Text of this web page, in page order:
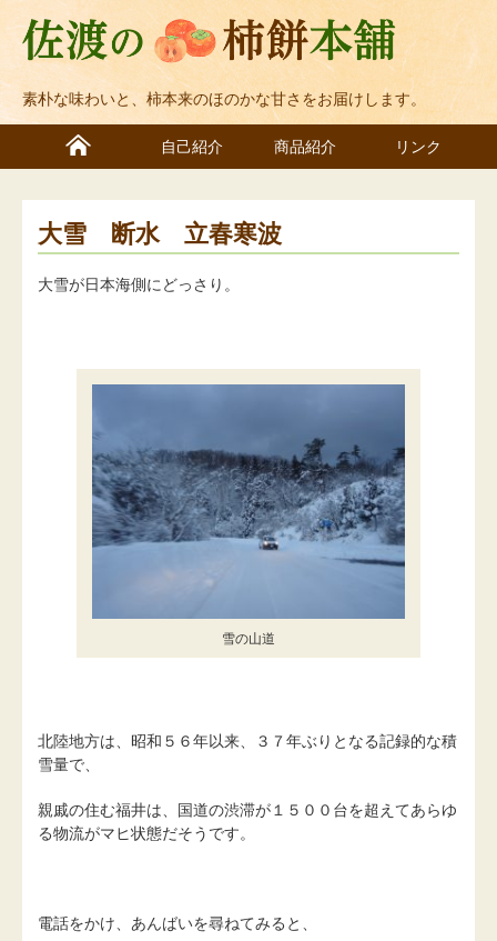
素朴な味わいと、柿本来のほのかな甘さをお届けします。
自己紹介 商品紹介 リンク
大雪 断水 立春寒波
大雪が日本海側にどっさり。
雪の山道
北陸地方は、昭和５６年以来、３７年ぶりとなる記録的な積
雪量で、
親戚の住む福井は、国道の渋滞が１５００台を超えてあらゆ
る物流がマヒ状態だそうです。
電話をかけ、あんばいを尋ねてみると、